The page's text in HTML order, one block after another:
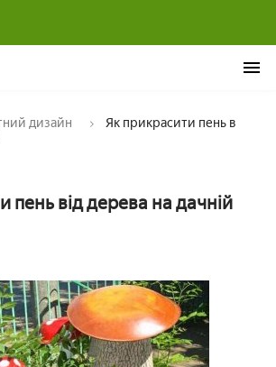
дизайн
Як прикрасити пень в
пень від дерева на дачній